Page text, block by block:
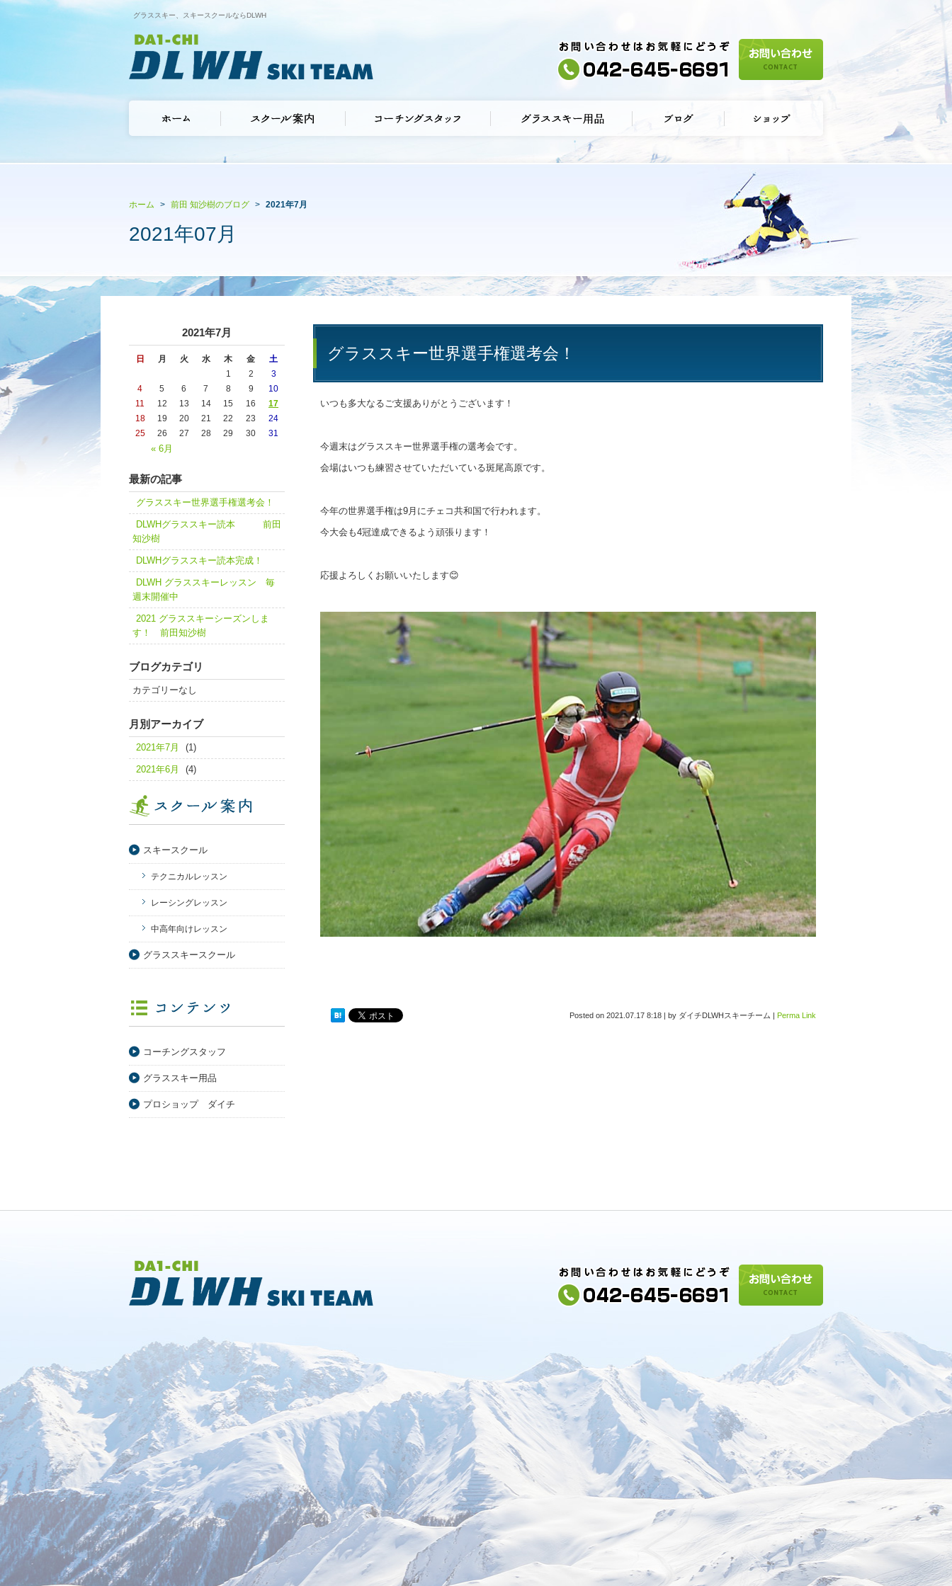
グラススキー、スキースクールならDLWH
ホーム 前田 知沙樹のブログ 2021年7月
2021年07月
グラススキー世界選手権選考会！
いつも多大なるご支援ありがとうございます！
今週末はグラススキー世界選手権の選考会です。
会場はいつも練習させていただいている斑尾高原です。
今年の世界選手権は9月にチェコ共和国で行われます。
今大会も4冠達成できるよう頑張ります！
応援よろしくお願いいたします😊
Posted on 2021.07.17 8:18 | by ダイチDLWHスキーチーム | Perma Link
2021年7月
日 月 火 水 木 金 土
« 6月
1 2
3
4
5 6 7 8 9
10
11
12 13 14 15 16
17
18
19 20 21 22 23
24
25
26 27 28 29 30 31
最新の記事
グラススキー世界選手権選考会！
DLWHグラススキー読本 前田
知沙樹
DLWHグラススキー読本完成！
DLWH グラススキーレッスン 毎
週末開催中
2021 グラススキーシーズンしま
す！ 前田知沙樹
ブログカテゴリ
カテゴリーなし
月別アーカイブ
2021年7月 (1)
2021年6月 (4)
スキースクール
テクニカルレッスン
レーシングレッスン
中高年向けレッスン
グラススキースクール
コーチングスタッフ
グラススキー用品
プロショップ ダイチ